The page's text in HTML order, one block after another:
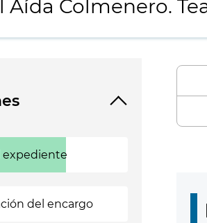
Aída Colmenero.
expediente
del encargo